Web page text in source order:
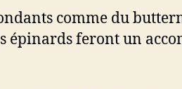
comme du
épinards feront un